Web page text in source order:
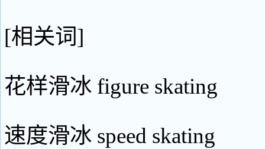
[相关词]
花样滑冰 figure skating
速度滑冰 speed skating